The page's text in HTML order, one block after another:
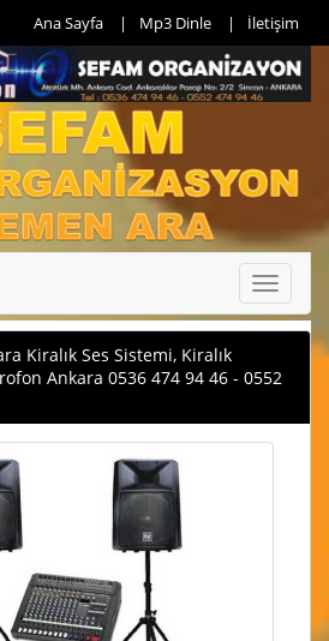
Ana Sayfa Mp3 Dinle İletişim
Toggle
Kiralık Ses Sistemi, Kiralık
Ankara 0536 474 94 46 - 0552